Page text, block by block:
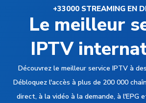
+33000 STREAMING EN
Le meilleur
IPTV
Découvrez le meilleur service IPTV à
Débloquez l'accès à plus de 200 000
direct, à la vidéo à la demande, à l'EPG